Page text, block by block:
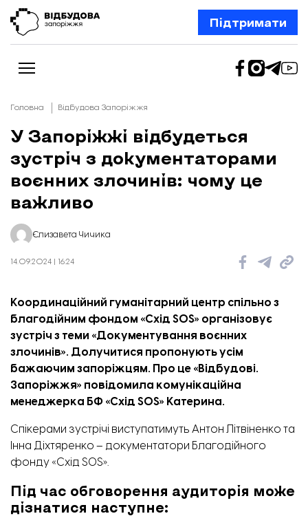
Підтримати
Новини
Відбудова Запоріжжя
Ексклюзив
Бізнес
Шлях додому
Колонки
Про нас
Редакційна політика
Головна Відбудова Запоріжжя
У Запоріжжі відбудеться
зустріч з документаторами
воєнних злочинів: чому це
важливо
Єлизавета Чичика
14.09.2024 | 16:24
Координаційний гуманітарний центр спільно з
благодійним фондом «Схід SOS» організовує
зустріч з теми «Документування воєнних
злочинів». Долучитися пропонують усім
бажаючим запоріжцям. Про це «Відбудові.
Запоріжжя» повідомила комунікаційна
менеджерка БФ «Схід SOS» Катерина.
Спікерами зустрічі виступатимуть Антон Літвіненко та
Інна Діхтяренко – документатори Благодійного
фонду «Схід SOS».
Під час обговорення аудиторія може
дізнатися наступне: